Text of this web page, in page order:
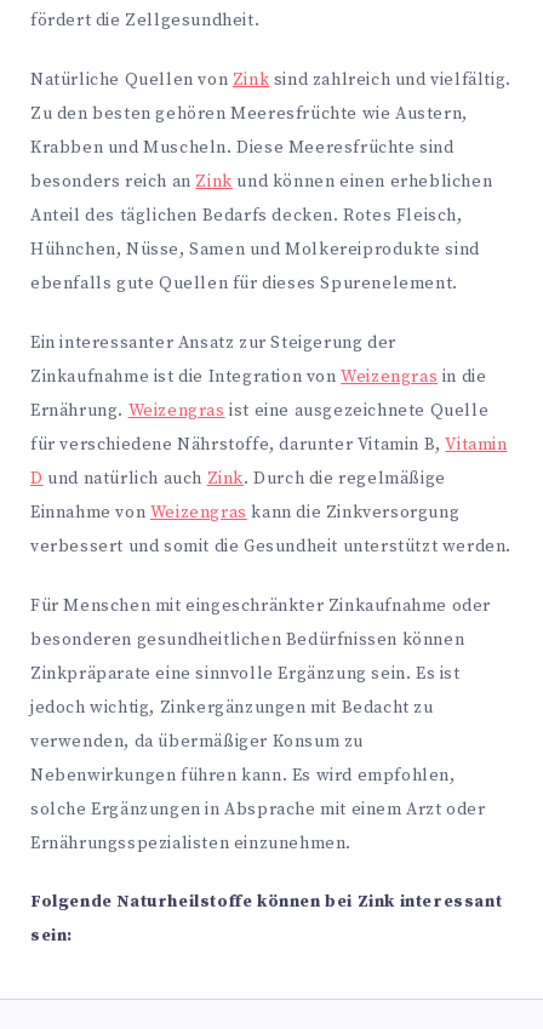
fördert die Zellgesundheit.
Natürliche Quellen von Zink sind zahlreich und vielfältig.
Zu den besten gehören Meeresfrüchte wie Austern,
Krabben und Muscheln. Diese Meeresfrüchte sind
besonders reich an Zink und können einen erheblichen
Anteil des täglichen Bedarfs decken. Rotes Fleisch,
Hühnchen, Nüsse, Samen und Molkereiprodukte sind
ebenfalls gute Quellen für dieses Spurenelement.
Ein interessanter Ansatz zur Steigerung der
Zinkaufnahme ist die Integration vonWeizengras in die
Ernährung. Weizengras ist eine ausgezeichnete Quelle
für verschiedene Nährstoffe, darunter Vitamin B,Vitamin
D und natürlich auch Zink. Durch die regelmäßige
Einnahme von Weizengras kann die Zinkversorgung
verbessert und somit die Gesundheit unterstützt werden.
Für Menschen mit eingeschränkter Zinkaufnahme oder
besonderen gesundheitlichen Bedürfnissen können
Zinkpräparate eine sinnvolle Ergänzung sein. Es ist
jedoch wichtig, Zinkergänzungen mit Bedacht zu
verwenden, da übermäßiger Konsum zu
Nebenwirkungen führen kann. Es wird empfohlen,
solche Ergänzungen in Absprache mit einem Arzt oder
Ernährungsspezialisten einzunehmen.
Folgende Naturheilstoffe können bei Zink interessant
sein: